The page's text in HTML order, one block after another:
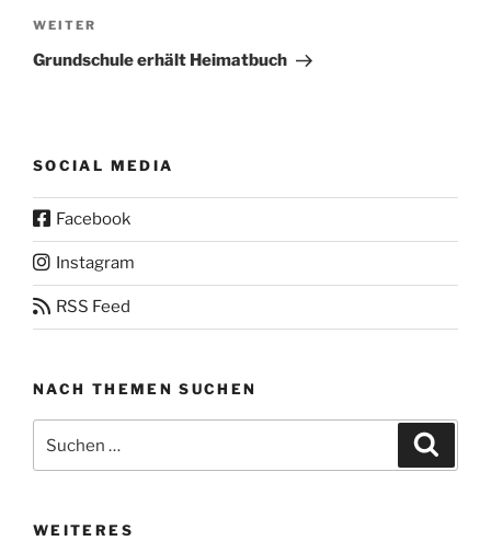
Nächster
Beitrag
WEITER
Grundschule erhält Heimatbuch
SOCIAL MEDIA
Facebook
Instagram
RSS Feed
NACH THEMEN SUCHEN
nach:
WEITERES